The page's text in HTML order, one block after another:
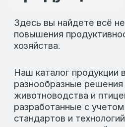
Политика конфиденциальности
Все права защищены